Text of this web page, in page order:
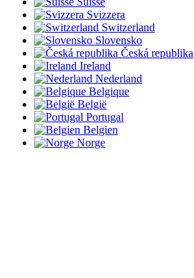
Svizzera
Switzerland
Slovensko
Česká republika
Ireland
Nederland
Belgique
België
Portugal
Belgien
Norge